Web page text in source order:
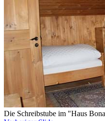
Die Schreibstube im "Haus